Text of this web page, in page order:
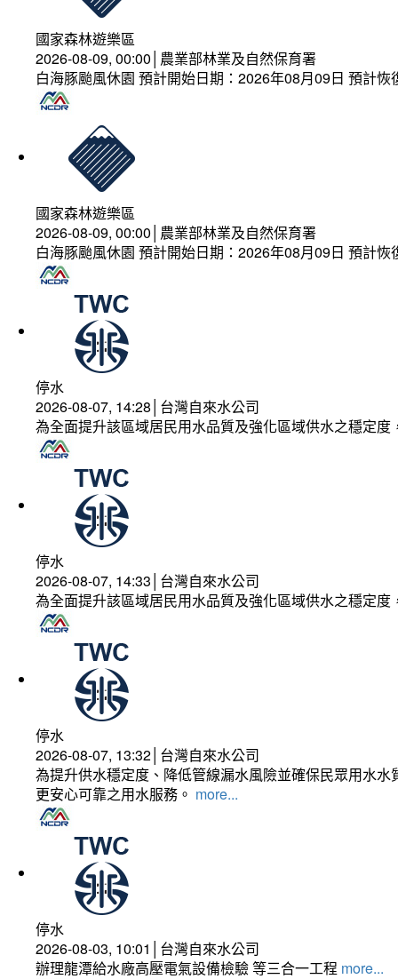
國家森林遊樂區
2026-08-09, 00:00│農業部林業及自然保育署
白海豚颱風休園 預計開始日期：2026年08月09日 預計
國家森林遊樂區
2026-08-09, 00:00│農業部林業及自然保育署
白海豚颱風休園 預計開始日期：2026年08月09日 預計
停水
2026-08-07, 14:28│台灣自來水公司
為全面提升該區域居民用水品質及強化區域供水之穩定
停水
2026-08-07, 14:33│台灣自來水公司
為全面提升該區域居民用水品質及強化區域供水之穩定
停水
2026-08-07, 13:32│台灣自來水公司
為提升供水穩定度、降低管線漏水風險並確保民眾用水
更安心可靠之用水服務。 more...
停水
2026-08-03, 10:01│台灣自來水公司
辦理龍潭給水廠高壓電氣設備檢驗 等三合一工程 more...